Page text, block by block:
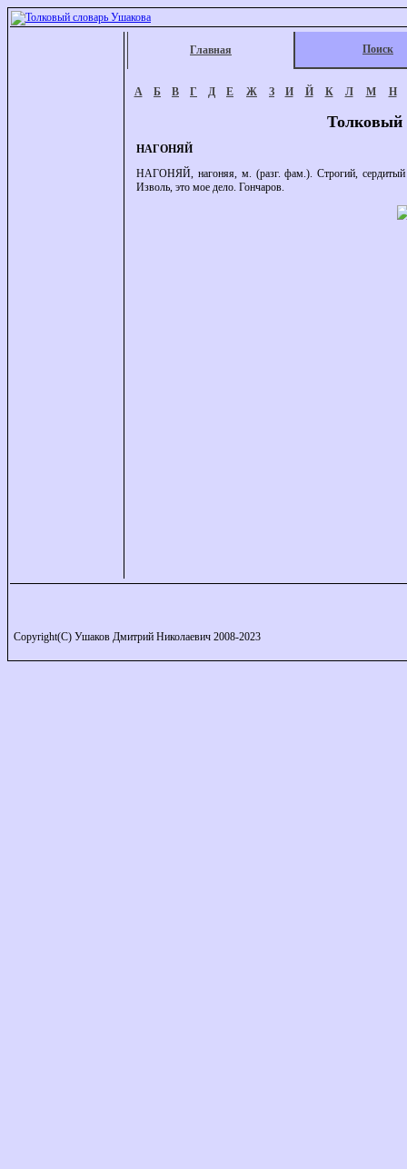
Главная Поиск
А Б В Г Д Е Ж З И Й К Л М Н
Толковый
НАГОНЯЙ
НАГОНЯЙ, нагоняя, м. (разг. фам.). Строгий, сердитый
Изволь, это мое дело. Гончаров.
Copyright(C) Ушаков Дмитрий Николаевич 2008-2023